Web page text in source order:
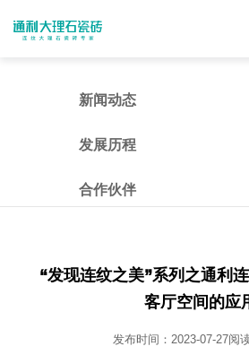
新闻动态
发展历程
合作伙伴
“发现连纹之美”系列之通利
客厅空间的应
发布时间：2023-07-27阅